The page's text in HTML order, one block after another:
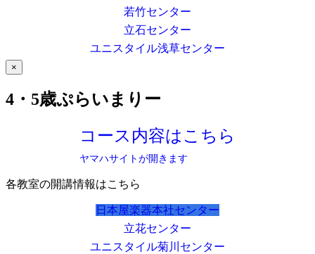
若竹センター
立石センター
ユニスタイル浅草センター
×
4・5歳ぷらいまりー
コース内容はこちら
ヤマハサイトが開きます
各教室の開講情報はこちら
日本屋楽器本社センター
立花センター
ユニスタイル菊川センター